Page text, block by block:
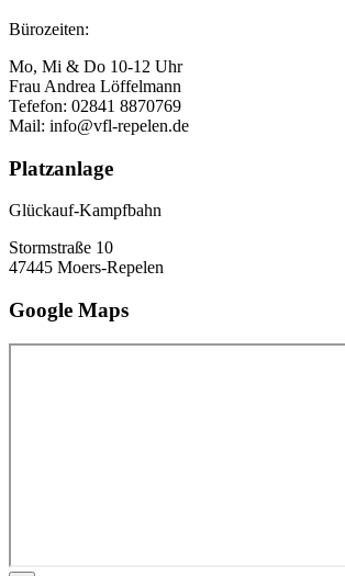
Bürozeiten:
Mo, Mi & Do 10-12 Uhr
Frau Andrea Löffelmann
Tefefon: 02841 8870769
Mail: info@vfl-repelen.de
Platzanlage
Glückauf-Kampfbahn
Stormstraße 10
47445 Moers-Repelen
Google Maps